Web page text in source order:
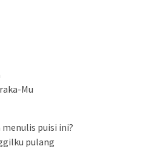
Mu
puisi ini?
pulang